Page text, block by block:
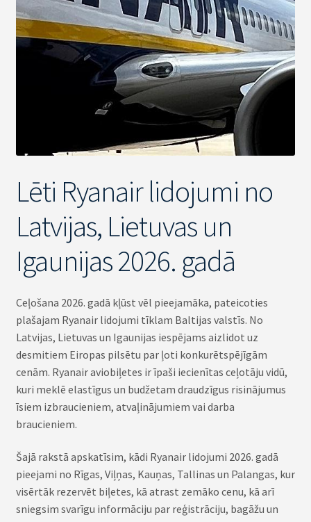
Lēti Ryanair lidojumi no
Latvijas, Lietuvas un
Igaunijas 2026. gadā
Ceļošana 2026. gadā kļūst vēl pieejamāka, pateicoties
plašajam Ryanair lidojumi tīklam Baltijas valstīs. No
Latvijas, Lietuvas un Igaunijas iespējams aizlidot uz
desmitiem Eiropas pilsētu par ļoti konkurētspējīgām
cenām. Ryanair aviobiļetes ir īpaši iecienītas ceļotāju vidū,
kuri meklē elastīgus un budžetam draudzīgus risinājumus
īsiem izbraucieniem, atvaļinājumiem vai darba
braucieniem.
Šajā rakstā apskatīsim, kādi Ryanair lidojumi 2026. gadā
pieejami no Rīgas, Viļņas, Kauņas, Tallinas un Palangas, kur
visērtāk rezervēt biļetes, kā atrast zemāko cenu, kā arī
sniegsim svarīgu informāciju par reģistrāciju, bagāžu un